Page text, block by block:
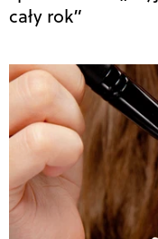
cały rok”